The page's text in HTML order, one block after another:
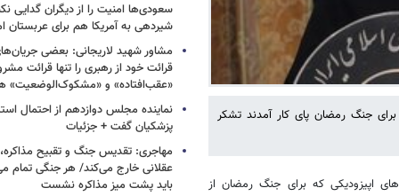
جنگ رمضان پای کار آمدند تشکر
اپیزودیکی که برای جنگ رمضان از
سعودی‌ها امنیت را از دیگران گدایی
شیردهی به آمریکا هم برای عربستان
مشاور شهید لاریجانی: بعضی
قرائت خود از رهبری را تنها قرائت
«عقب‌افتاده» و «مشکوک‌الوضعیت»
نماینده مجلس دوازدهم از احتمال
پزشکیان گفت + جزئیات
مهاجری: تقدیس جنگ و تقبیح
عقلانی خارج می‌کند/ هر جنگی تمام
باید پشت میز مذاکره نشست